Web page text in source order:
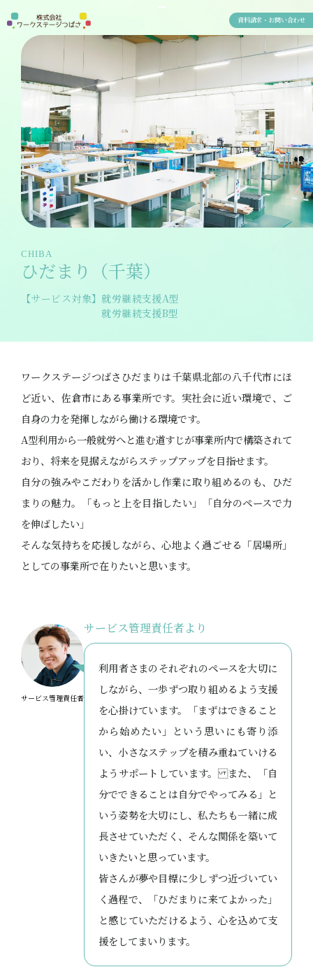
資料請求・お問い合わせ
CHIBA
ひだまり（千葉）
【サービス対象】就労継続支援A型
就労継続支援B型
ワークステージつばさひだまりは千葉県北部の八千代市にほ
ど近い、佐倉市にある事業所です。実社会に近い環境で、ご
自身の力を発揮しながら働ける環境です。
A型利用から一般就労へと進む道すじが事業所内で構築されて
おり、将来を見据えながらステップアップを目指せます。
自分の強みやこだわりを活かし作業に取り組めるのも、ひだ
まりの魅力。「もっと上を目指したい」「自分のペースで力
を伸ばしたい」
そんな気持ちを応援しながら、心地よく過ごせる「居場所」
としての事業所で在りたいと思います。
サービス管理責任者
サービス管理責任者より
利用者さまのそれぞれのペースを大切に
しながら、一歩ずつ取り組めるよう支援
を心掛けています。「まずはできること
から始めたい」という思いにも寄り添
い、小さなステップを積み重ねていける
ようサポートしています。 また、「自
分でできることは自分でやってみる」と
いう姿勢を大切にし、私たちも一緒に成
長させていただく、そんな関係を築いて
いきたいと思っています。
皆さんが夢や目標に少しずつ近づいてい
く過程で、「ひだまりに来てよかった」
と感じていただけるよう、心を込めて支
援をしてまいります。